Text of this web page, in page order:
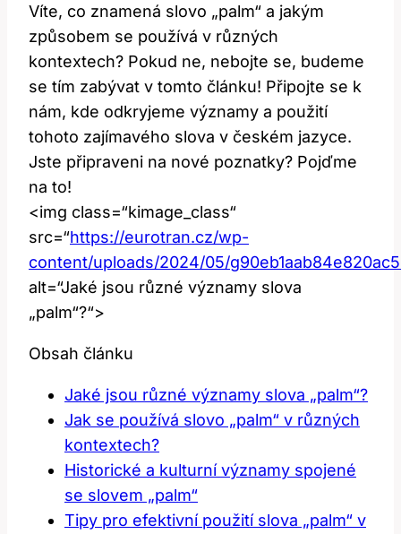
Víte, co znamená⁢ slovo „palm“ a jakým
‍způsobem se ‌používá v různých
kontextech? Pokud ne, nebojte se,​ budeme
se tím ⁤zabývat v tomto článku! Připojte‍ se⁣ k‌
nám, kde odkryjeme významy a⁣ použití
tohoto zajímavého slova v ‌českém ‌jazyce.
Jste připraveni ‌na nové poznatky? ‌Pojďme ​
na to!
<img ‌class=“kimage_class“
src=“https://eurotran.cz/wp-
content/uploads/2024/05/
alt=“Jaké jsou různé významy slova
„palm“?“>
Obsah článku
Jaké ⁣jsou různé významy slova „palm“?
Jak ⁣se​ používá slovo „palm“ v různých
kontextech?
Historické⁢ a kulturní⁤ významy spojené​
se slovem „palm“
Tipy pro efektivní použití ​slova „palm“ v‍